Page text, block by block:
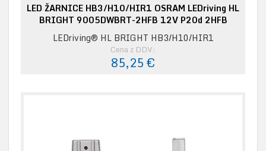
LED ŽARNICE HB3/H10/HIR1 OSRAM LEDriving HL
BRIGHT 9005DWBRT-2HFB 12V P20d 2HFB
LEDriving® HL BRIGHT HB3/H10/HIR1
Cena z DDV:
85,25 €